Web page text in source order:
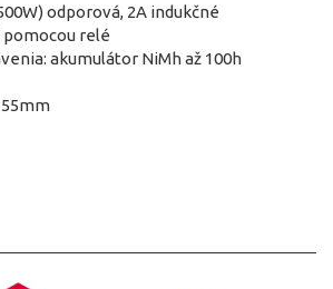
odporová, 2A indukčné
pomocou relé
akumulátor NiMh až 100h
55mm